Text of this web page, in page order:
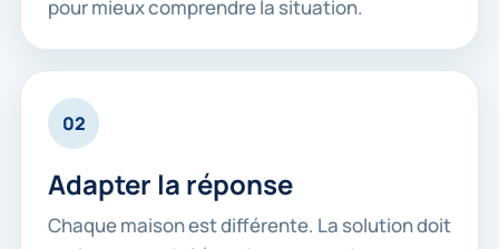
pour mieux comprendre la situation.
02
Adapter la réponse
Chaque maison est différente. La solution doit